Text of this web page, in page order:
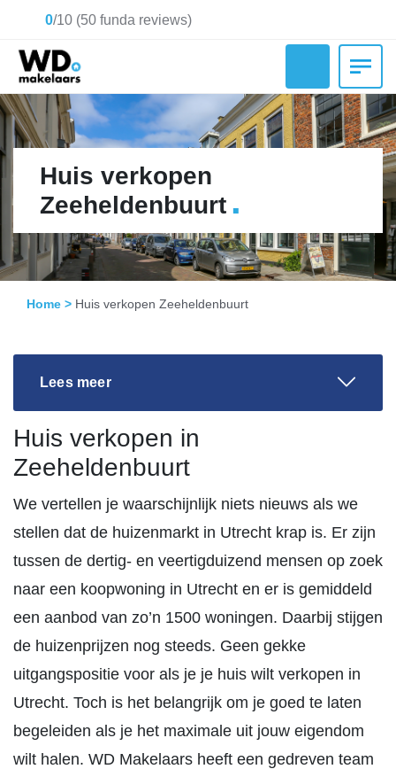
0/10 (50 funda reviews)
Huis verkopen
Zeeheldenbuurt .
Home > Huis verkopen Zeeheldenbuurt
Lees meer
Huis verkopen in
Zeeheldenbuurt
We vertellen je waarschijnlijk niets nieuws als we
stellen dat de huizenmarkt in Utrecht krap is. Er zijn
tussen de dertig- en veertigduizend mensen op zoek
naar een koopwoning in Utrecht en er is gemiddeld
een aanbod van zo’n 1500 woningen. Daarbij stijgen
de huizenprijzen nog steeds. Geen gekke
uitgangspositie voor als je je huis wilt verkopen in
Utrecht. Toch is het belangrijk om je goed te laten
begeleiden als je het maximale uit jouw eigendom
wilt halen. WD Makelaars heeft een gedreven team